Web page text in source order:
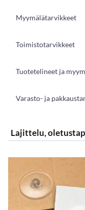
Myymälätarvikkeet
Toimistotarvikkeet
Tuotetelineet ja
Varasto- ja